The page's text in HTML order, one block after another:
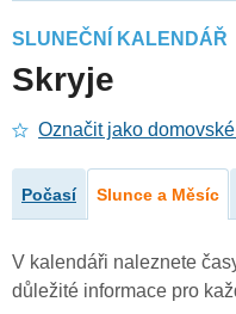
SLUNEČNÍ KALENDÁŘ
Skryje
Označit jako
Počasí Slunce a Měsíc
V kalendáři naleznete
důležité informace pro